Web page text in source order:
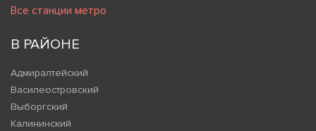
Все станции метро
В РАЙОНЕ
Адмиралтейский
Василеостровский
Выборгский
Калининский